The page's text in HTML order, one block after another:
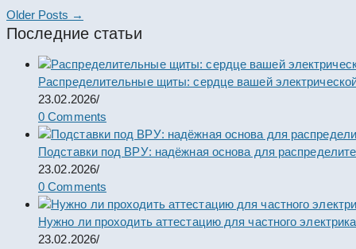
Older Posts →
Последние статьи
Распределительные щиты: сердце вашей
23.02.2026/
0 Comments
Подставки под ВРУ: надёжная основа для
23.02.2026/
0 Comments
Нужно ли проходить аттестацию для частного
23.02.2026/